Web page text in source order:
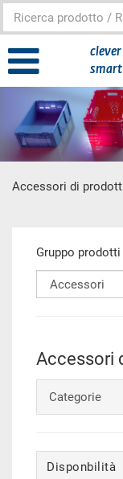
smart
Accessori di
Gruppo prodotti
Accessori
Categorie
Disponbilità